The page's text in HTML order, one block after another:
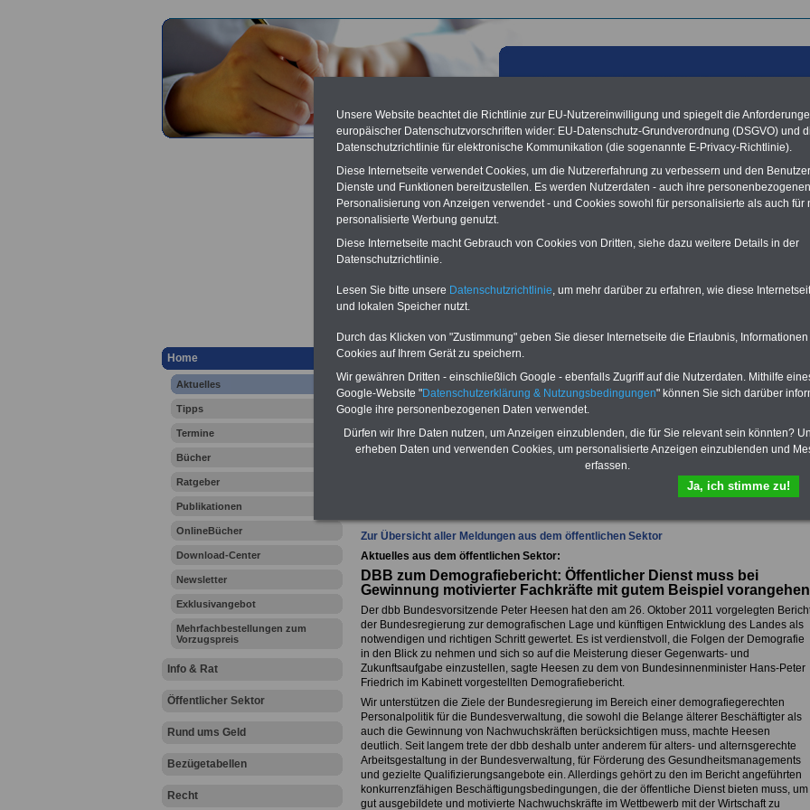
Home
Aktuelles
Tipps
Termine
Bücher
Ratgeber
Publikationen
OnlineBücher
Download-Center
Newsletter
Exklusivangebot
Mehrfachbestellungen zum
Vorzugspreis
Info & Rat
Öffentlicher Sektor
Rund ums Geld
Bezügetabellen
Recht
Aktuelles aus der öffentlichen Verwaltung: DBB zum
Demografiebericht: Öffentlicher Dienst muss bei Gewinnung
Vorteile für den
Vergleichen und sparen:
Berufsunfähigkeitsabsicherung
-Krankenzusatzversicherung -
Online-Vergleich Gesetzliche
Krankenkassen-
Ihr Berufsunfähigkeitsschutz - Für den Fall der Fälle: Hannoversche Leben
Zur Übersicht aller Meldungen aus dem öffentlichen Sektor
Aktuelles aus dem öffentlichen Sektor:
DBB zum Demografiebericht: Öffentlicher Dienst muss bei
Gewinnung motivierter Fachkräfte mit gutem Beispiel vorangehen
Der dbb Bundesvorsitzende Peter Heesen hat den am 26. Oktober 2011 vorgelegten
der Bundesregierung zur demografischen Lage und künftigen Entwicklung des Landes als
notwendigen und richtigen Schritt gewertet. Es ist verdienstvoll, die Folgen der Demografie
in den Blick zu nehmen und sich so auf die Meisterung dieser Gegenwarts- und
Zukunftsaufgabe einzustellen, sagte Heesen zu dem von Bundesinnenminister Hans-Peter
Friedrich im Kabinett vorgestellten Demografiebericht.
Wir unterstützen die Ziele der Bundesregierung im Bereich einer demografiegerechten
Personalpolitik für die Bundesverwaltung, die sowohl die Belange älterer Beschäftigter als
auch die Gewinnung von Nachwuchskräften berücksichtigen muss, machte Heesen
deutlich. Seit langem trete der dbb deshalb unter anderem für alters- und alternsgerechte
Arbeitsgestaltung in der Bundesverwaltung, für Förderung des Gesundheitsmanagements
und gezielte Qualifizierungsangebote ein. Allerdings gehört zu den im Bericht angeführten
konkurrenzfähigen Beschäftigungsbedingungen, die der öffentliche Dienst bieten muss, um
gut ausgebildete und motivierte Nachwuchskräfte im Wettbewerb mit der Wirtschaft zu
Unsere Website beachtet die Richtlinie zur EU-Nutzereinwilligung und spiegelt die
europäischer Datenschutzvorschriften wider: EU-Datenschutz-Grundverordnung (DSGVO) und
Datenschutzrichtlinie für elektronische Kommunikation (die sogenannte E-Privacy-Richtlinie).
Diese Internetseite verwendet Cookies, um die Nutzererfahrung zu verbessern und den
Dienste und Funktionen bereitzustellen. Es werden Nutzerdaten - auch ihre
Personalisierung von Anzeigen verwendet - und Cookies sowohl für personalisierte als auch für
personalisierte Werbung genutzt.
Diese Internetseite macht Gebrauch von Cookies von Dritten, siehe dazu weitere Details in der
Datenschutzrichtlinie.
Lesen Sie bitte unsere Datenschutzrichtlinie, um mehr darüber zu erfahren, wie diese
und lokalen Speicher nutzt.
Durch das Klicken von "Zustimmung" geben Sie dieser Internetseite die Erlaubnis,
Cookies auf Ihrem Gerät zu speichern.
Wir gewähren Dritten - einschließlich Google - ebenfalls Zugriff auf die Nutzerdaten. Mithilfe
Google-Website "Datenschutzerklärung & Nutzungsbedingungen" können Sie sich darüber
Google ihre personenbezogenen Daten verwendet.
Dürfen wir Ihre Daten nutzen, um Anzeigen einzublenden, die für Sie relevant sein könnten?
erheben Daten und verwenden Cookies, um personalisierte Anzeigen einzublenden und
erfassen.
Ja, ich stimme zu!